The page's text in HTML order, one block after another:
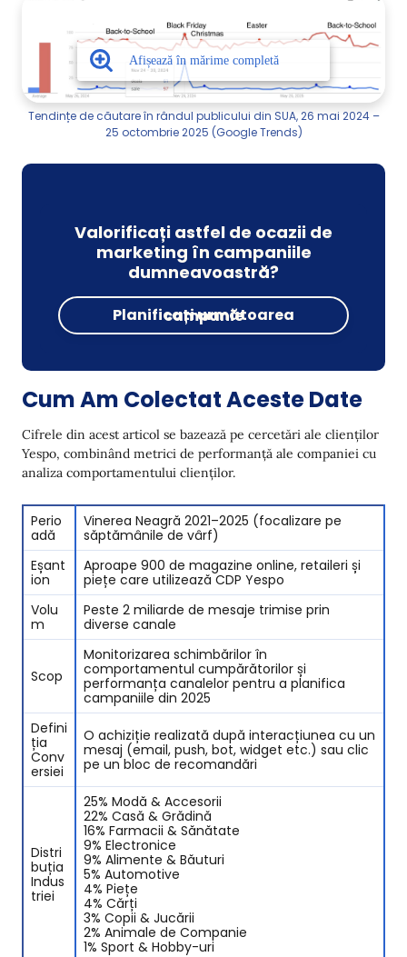
Tendințe de căutare în rândul publicului din SUA, 26 mai 2024 –
25 octombrie 2025 (Google Trends)
Valorificați astfel de ocazii de
marketing în campaniile
dumneavoastră?
Planificați următoarea campanie
Cum Am Colectat Aceste Date
Cifrele din acest articol se bazează pe cercetări ale clienților
Yespo, combinând metrici de performanță ale companiei cu
analiza comportamentului clienților.
Perio
adă
Vinerea Neagră 2021–2025 (focalizare pe
săptămânile de vârf)
Eșant
ion
Aproape 900 de magazine online, retaileri și
piețe care utilizează CDP Yespo
Volu
m
Peste 2 miliarde de mesaje trimise prin
diverse canale
Scop
Monitorizarea schimbărilor în
comportamentul cumpărătorilor și
performanța canalelor pentru a planifica
campaniile din 2025
Defini
ția
Conv
ersiei
O achiziție realizată după interacțiunea cu un
mesaj (email, push, bot, widget etc.) sau clic
pe un bloc de recomandări
Distri
buția
Indus
triei
25% Modă & Accesorii
22% Casă & Grădină
16% Farmacii & Sănătate
9% Electronice
9% Alimente & Băuturi
5% Automotive
4% Piețe
4% Cărți
3% Copii & Jucării
2% Animale de Companie
1% Sport & Hobby-uri